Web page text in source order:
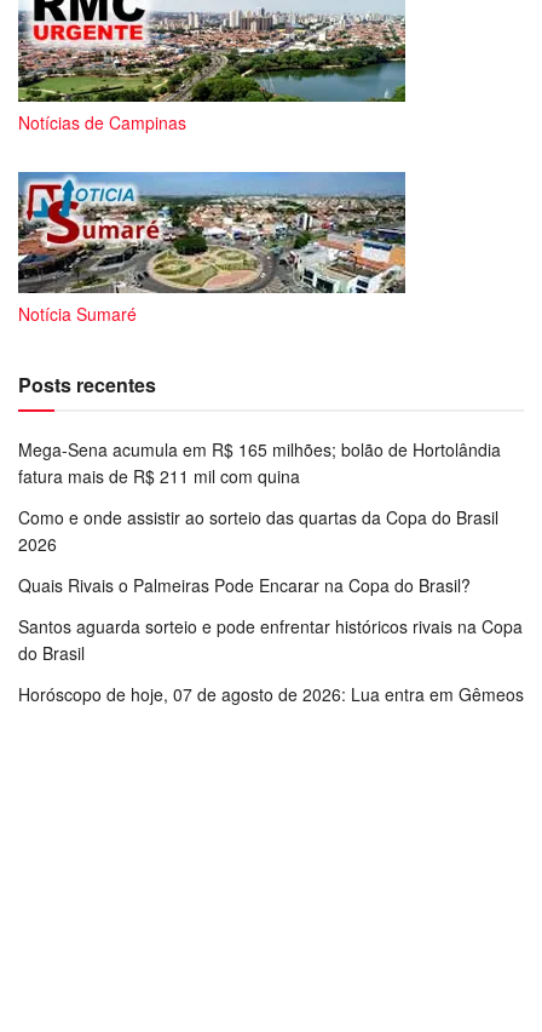
Notícias de Campinas
Notícia Sumaré
Posts recentes
Mega-Sena acumula em R$ 165 milhões; bolão de Hortolândia
fatura mais de R$ 211 mil com quina
Como e onde assistir ao sorteio das quartas da Copa do Brasil
2026
Quais Rivais o Palmeiras Pode Encarar na Copa do Brasil?
Santos aguarda sorteio e pode enfrentar históricos rivais na Copa
do Brasil
Horóscopo de hoje, 07 de agosto de 2026: Lua entra em Gêmeos